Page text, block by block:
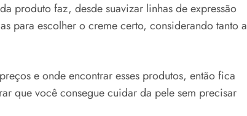
produto faz, desde suavizar linhas de expressão
para escolher o creme certo, considerando tanto a
e onde encontrar esses produtos, então fica
que você consegue cuidar da pele sem precisar